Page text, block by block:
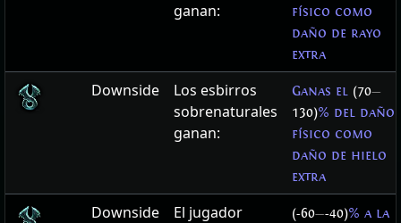
ganan:
físico como
daño de rayo
extra
Downside
Los esbirros
sobrenaturales
ganan:
Ganas el (70—
130)% del daño
físico como
daño de hielo
extra
Downside
El jugador
(-60—-40)% a la